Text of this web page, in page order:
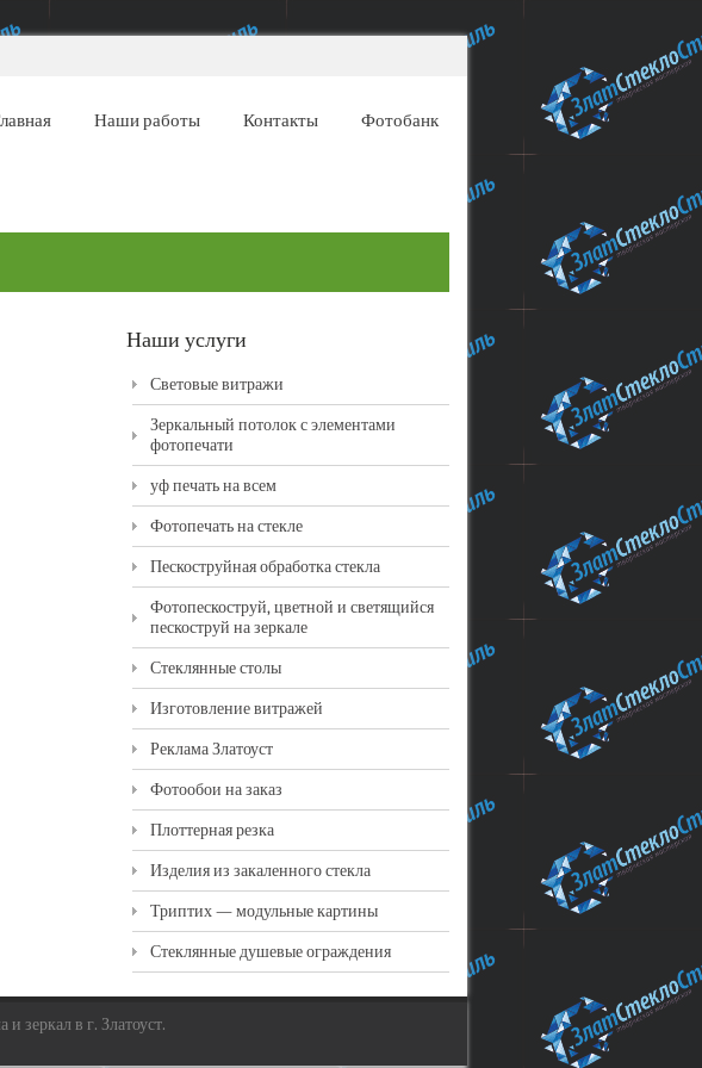
Наши работы Контакты Фотобанк
Наши услуги
Световые витражи
Зеркальный потолок с элементами
фотопечати
уф печать на всем
Фотопечать на стекле
Пескоструйная обработка стекла
Фотопескоструй, цветной и светящийся
пескоструй на зеркале
Стеклянные столы
Изготовление витражей
Реклама Златоуст
Фотообои на заказ
Плоттерная резка
Изделия из закаленного стекла
Триптих — модульные картины
Стеклянные душевые ограждения
зеркал в г. Златоуст.